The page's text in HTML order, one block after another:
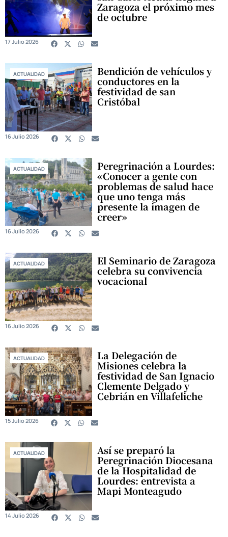
Zaragoza el próximo mes
de octubre
17 Julio 2026
ACTUALIDAD Bendición de vehículos y
conductores en la
festividad de san
Cristóbal
16 Julio 2026
ACTUALIDAD Peregrinación a Lourdes:
«Conocer a gente con
problemas de salud hace
que uno tenga más
presente la imagen de
creer»
16 Julio 2026
ACTUALIDAD El Seminario de Zaragoza
celebra su convivencia
vocacional
16 Julio 2026
ACTUALIDAD La Delegación de
Misiones celebra la
festividad de San Ignacio
Clemente Delgado y
Cebrián en Villafeliche
15 Julio 2026
ACTUALIDAD Así se preparó la
Peregrinación Diocesana
de la Hospitalidad de
Lourdes: entrevista a
Mapi Monteagudo
14 Julio 2026